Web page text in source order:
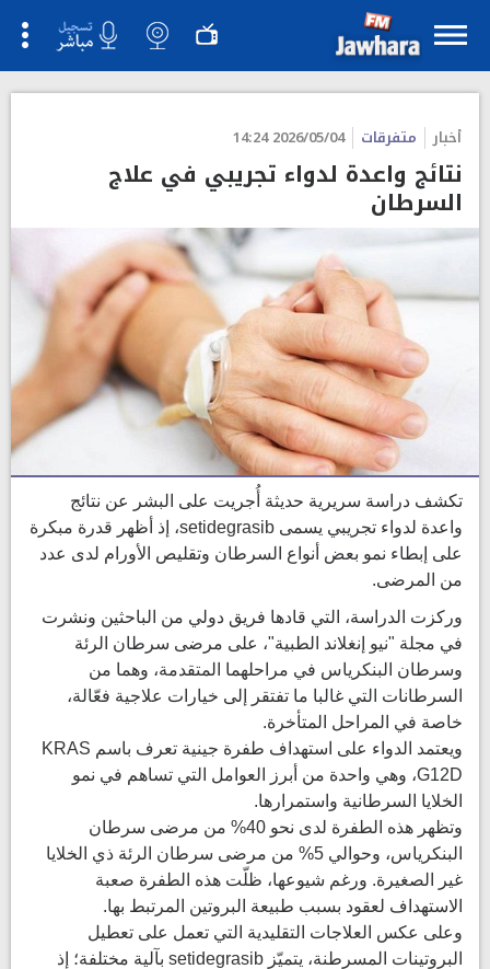
أخبار متفرقات 2026/05/04 14:24
نتائج واعدة لدواء تجريبي في علاج
السرطان
تكشف دراسة سريرية حديثة أُجريت على البشر عن نتائج
واعدة لدواء تجريبي يسمى setidegrasib، إذ أظهر قدرة مبكرة
على إبطاء نمو بعض أنواع السرطان وتقليص الأورام لدى عدد
من المرضى.
وركزت الدراسة، التي قادها فريق دولي من الباحثين ونشرت
في مجلة "نيو إنغلاند الطبية"، على مرضى سرطان الرئة
وسرطان البنكرياس في مراحلهما المتقدمة، وهما من
السرطانات التي غالبا ما تفتقر إلى خيارات علاجية فعّالة،
خاصة في المراحل المتأخرة.
ويعتمد الدواء على استهداف طفرة جينية تعرف باسم KRAS
G12D، وهي واحدة من أبرز العوامل التي تساهم في نمو
الخلايا السرطانية واستمرارها.
وتظهر هذه الطفرة لدى نحو 40% من مرضى سرطان
البنكرياس، وحوالي 5% من مرضى سرطان الرئة ذي الخلايا
غير الصغيرة. ورغم شيوعها، ظلّت هذه الطفرة صعبة
الاستهداف لعقود بسبب طبيعة البروتين المرتبط بها.
وعلى عكس العلاجات التقليدية التي تعمل على تعطيل
البروتينات المسرطنة، يتميّز setidegrasib بآلية مختلفة؛ إذ